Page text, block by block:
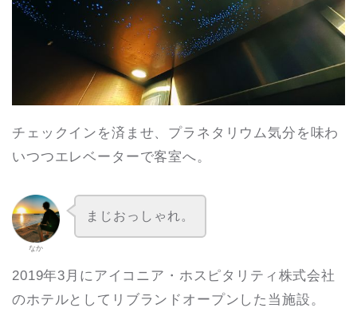
チェックインを済ませ、プラネタリウム気分を味わ
いつつエレベーターで客室へ。
なか
まじおっしゃれ。
2019年3月にアイコニア・ホスピタリティ株式会社
のホテルとしてリブランドオープンした当施設。